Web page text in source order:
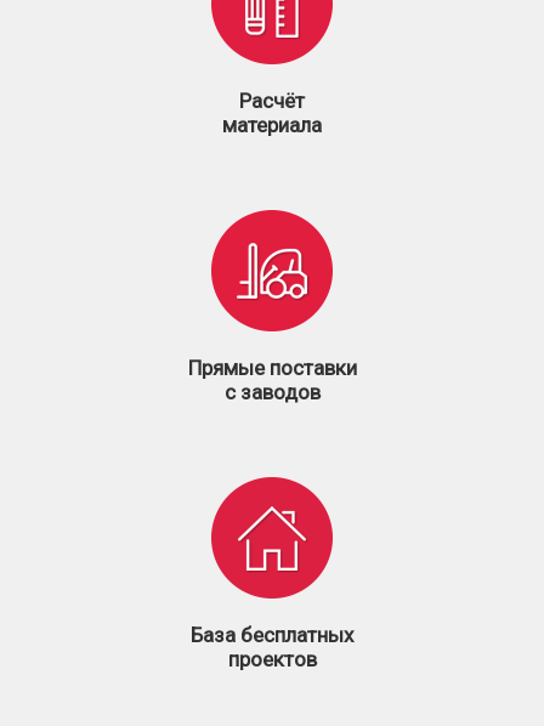
Расчёт
материала
Прямые поставки
с заводов
База бесплатных
проектов